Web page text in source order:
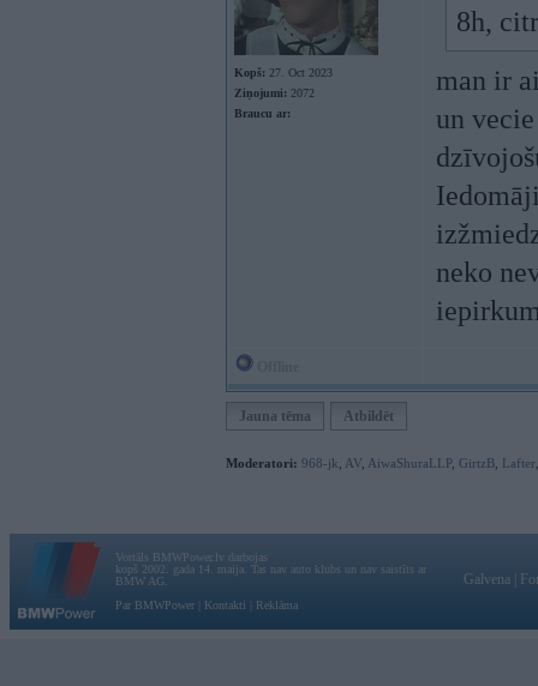
Kopš: 27. Oct 2023
Ziņojumi: 2072
Braucu ar:
8h,
man ir
un
neko
Jauna tēma Atbildēt
Moderatori: 968-jk AV AiwaShuraLLP, GirtzB Lafter
Vortāls BMWPower.lv darbojas
kopš 2002. gada 14. maija. Tas nav auto klubs un nav saistīts ar
BMW AG.
Par BMWPower
Kontakti Reklāma
Galvena